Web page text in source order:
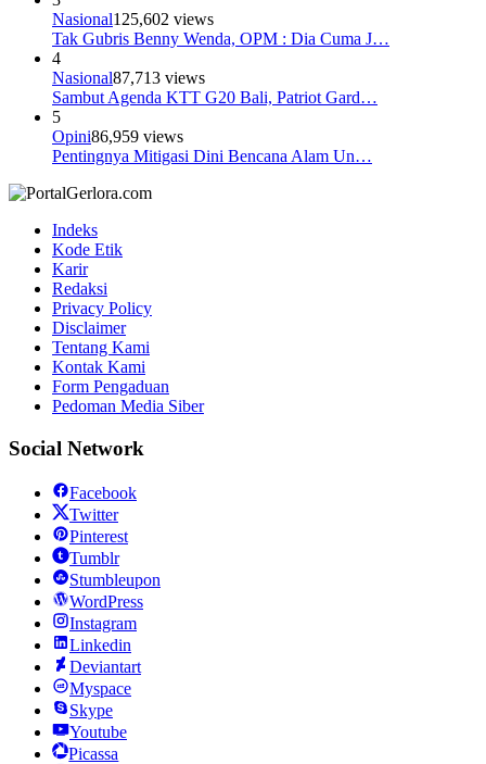
Nasional125,602 views
Tak Gubris Benny Wenda, OPM : Dia Cuma J…
4
Nasional87,713 views
Sambut Agenda KTT G20 Bali, Patriot Gard…
5
Opini86,959 views
Pentingnya Mitigasi Dini Bencana Alam Un…
Indeks
Kode Etik
Karir
Redaksi
Privacy Policy
Disclaimer
Tentang Kami
Kontak Kami
Form Pengaduan
Pedoman Media Siber
Social Network
Facebook
Twitter
Pinterest
Tumblr
Stumbleupon
WordPress
Instagram
Linkedin
Deviantart
Myspace
Skype
Youtube
Picassa